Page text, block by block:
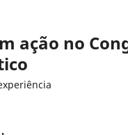
ação no